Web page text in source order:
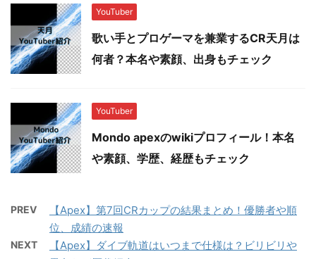
YouTuber
歌い手とプロゲーマを兼業するCR天月は
何者？本名や素顔、出身もチェック
YouTuber
Mondo apexのwikiプロフィール！本名
や素顔、学歴、経歴もチェック
PREV
【Apex】第7回CRカップの結果まとめ！優勝者や順
位、成績の速報
NEXT
【Apex】ダイブ軌道はいつまで仕様は？ビリビリや